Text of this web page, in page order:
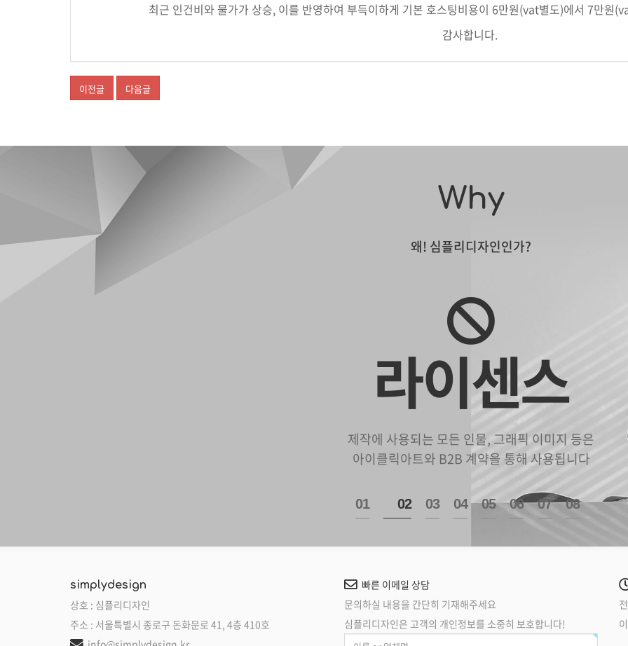
최근 인건비와 물가가 상승, 이를 반영하여 부득이하게 기본 호스팅비용이 6만원(vat별도)에서 7만원
감사합니다.
이전글 다음글
Why
왜! 심플리디자인인가?
라이센스
제작에 사용되는 모든 인물, 그래픽 이미지 등은
아이클릭아트와 B2B 계약을 통해 사용됩니다
1 2 3 4 5 6 7 8
simplydesign
상호 : 심플리디자인
주소 : 서울특별시 종로구 돈화문로 41, 4층 410호
빠른 이메일 상담
문의하실 내용을 간단히 기재해주세요
심플리디자인은 고객의 개인정보를 소중히 보호합니다!